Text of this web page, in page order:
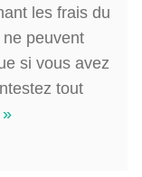
les frais du
peuvent
si vous avez
tout